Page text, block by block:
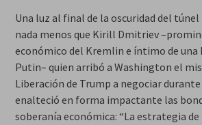
Una luz al final de la oscuridad del
nada menos que Kirill Dmitriev
económico del Kremlin e íntimo de una
Putin– quien arribó a Washington el
Liberación de Trump a negociar durante
enalteció en forma impactante las
soberanía económica: “La estrategia